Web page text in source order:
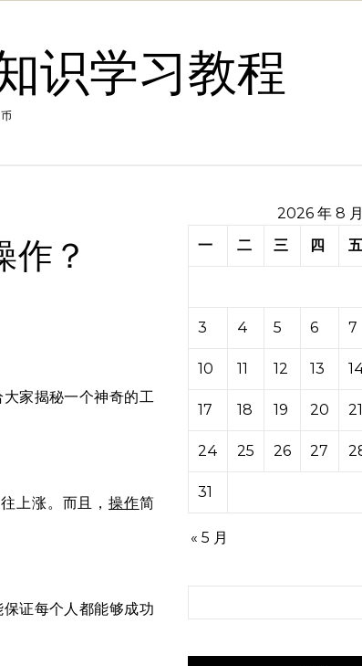
识学习教程
作？
家揭秘一个神奇的工
上涨。而且，操作简
证每个人都能够成功
2026 年 8 月
一
二 三 四 五
3 4 5 6 7
10 11 12 13
17 18 19 20 21
24 25 26 27
31
« 5 月